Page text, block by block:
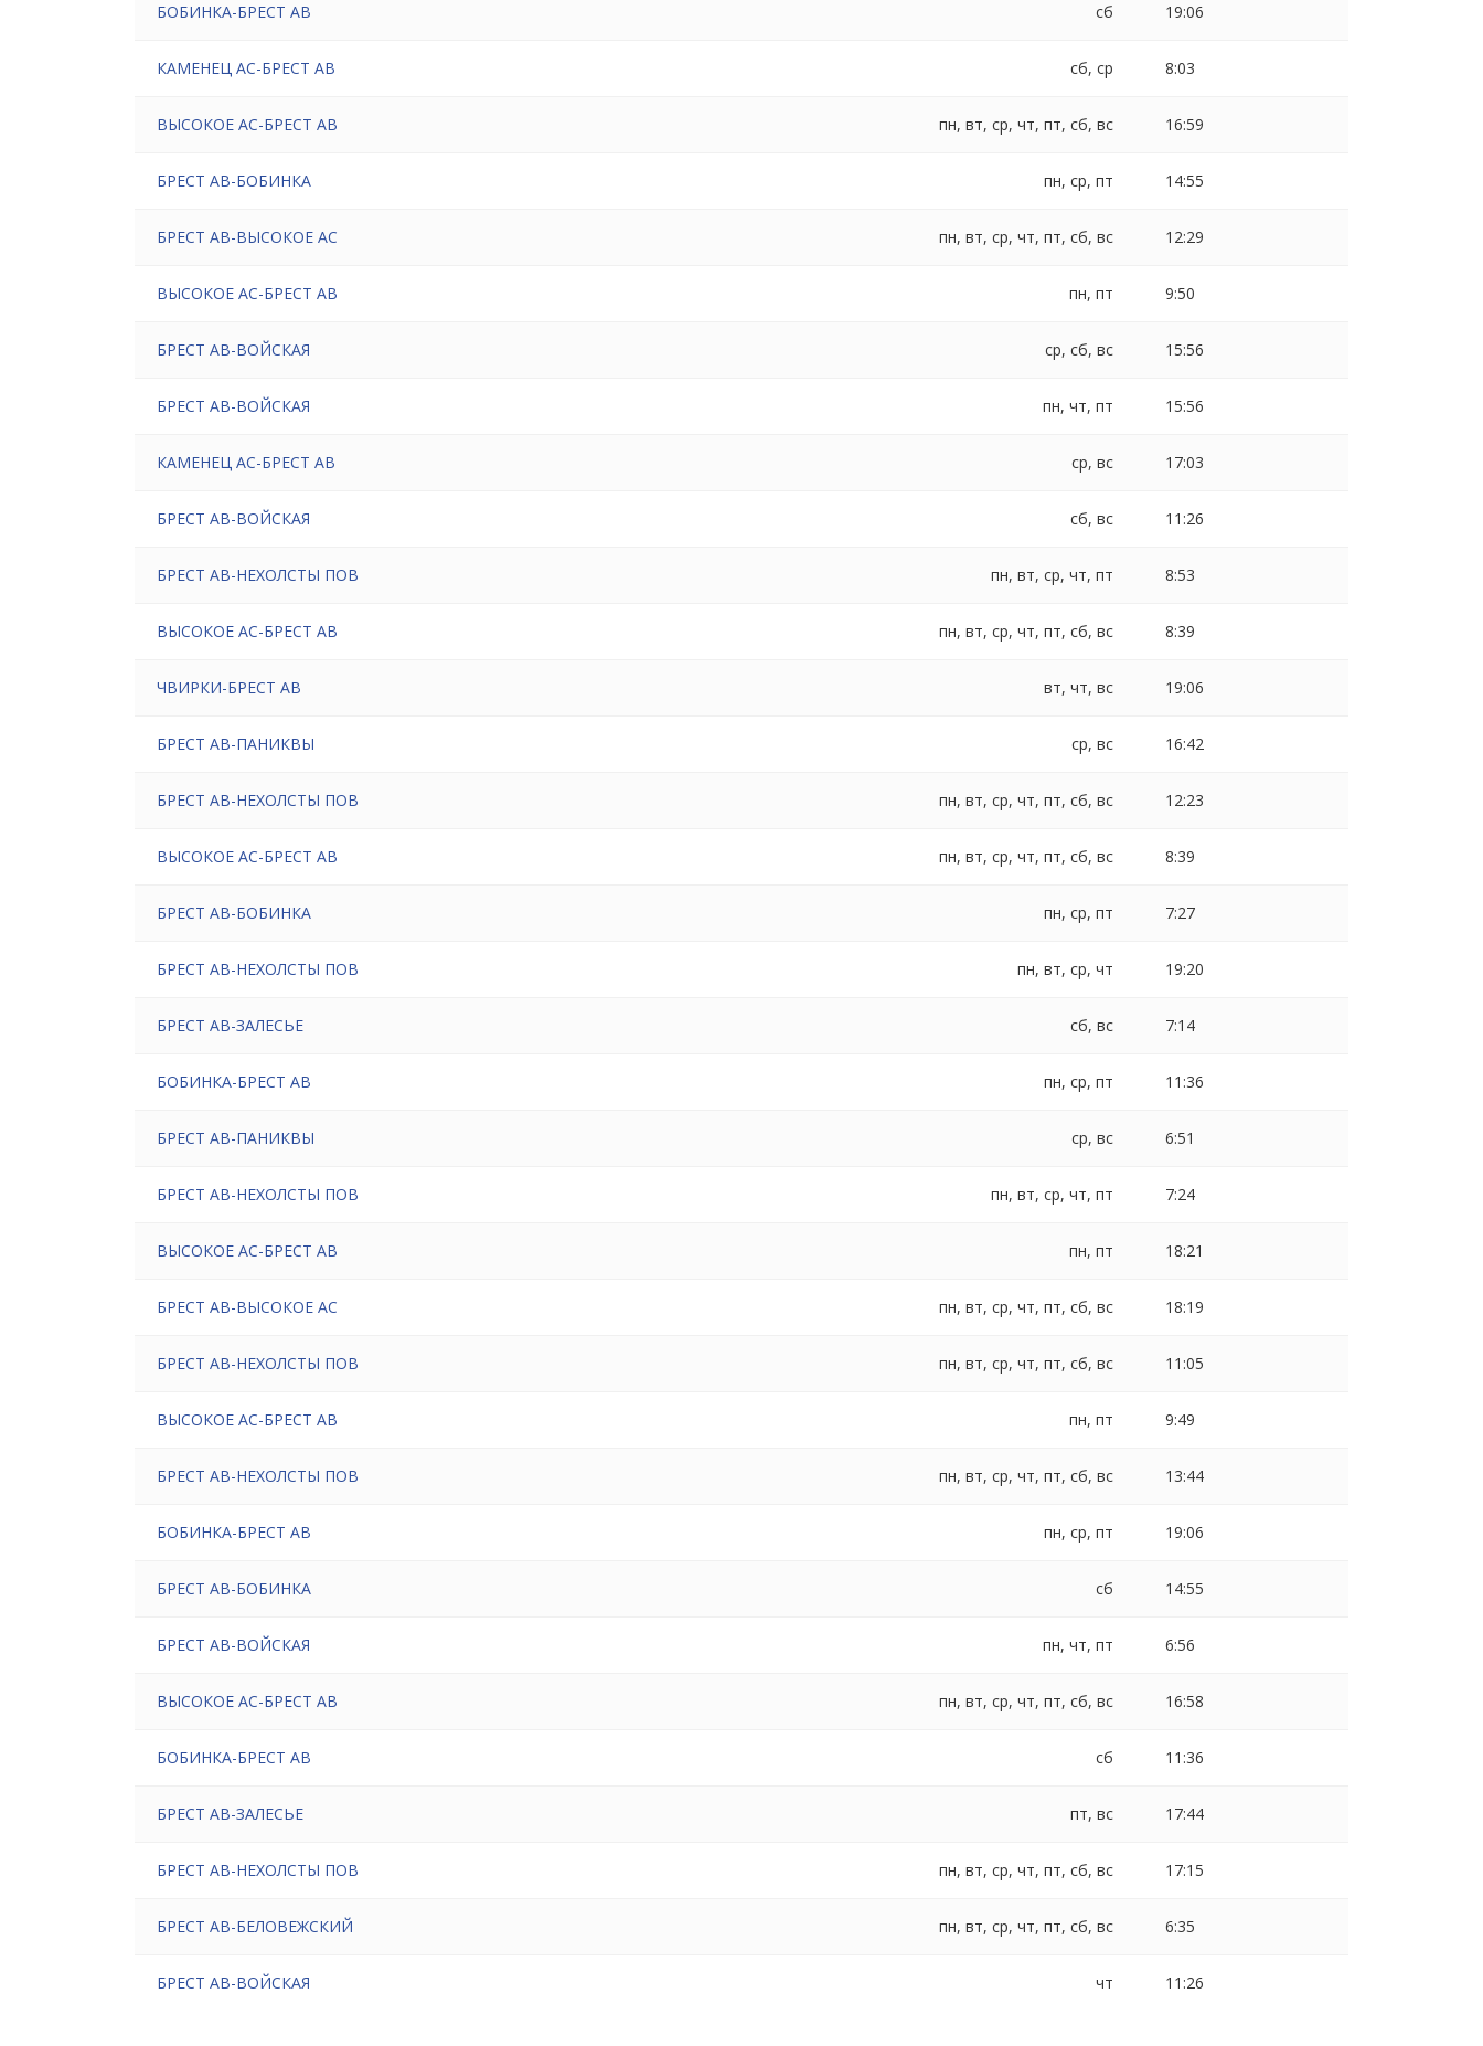
БОБИНКА-БРЕСТ АВ сб 19:06
КАМЕНЕЦ АС-БРЕСТ АВ сб, ср 8:03
ВЫСОКОЕ АС-БРЕСТ АВ пн, вт, ср, чт, пт, сб, вс 16:59
БРЕСТ АВ-БОБИНКА пн, ср, пт 14:55
БРЕСТ АВ-ВЫСОКОЕ АС пн, вт, ср, чт, пт, сб, вс 12:29
ВЫСОКОЕ АС-БРЕСТ АВ пн, пт 9:50
БРЕСТ АВ-ВОЙСКАЯ ср, сб, вс 15:56
БРЕСТ АВ-ВОЙСКАЯ пн, чт, пт 15:56
КАМЕНЕЦ АС-БРЕСТ АВ ср, вс 17:03
БРЕСТ АВ-ВОЙСКАЯ сб, вс 11:26
БРЕСТ АВ-НЕХОЛСТЫ ПОВ пн, вт, ср, чт, пт 8:53
ВЫСОКОЕ АС-БРЕСТ АВ пн, вт, ср, чт, пт, сб, вс 8:39
ЧВИРКИ-БРЕСТ АВ вт, чт, вс 19:06
БРЕСТ АВ-ПАНИКВЫ ср, вс 16:42
БРЕСТ АВ-НЕХОЛСТЫ ПОВ пн, вт, ср, чт, пт, сб, вс 12:23
ВЫСОКОЕ АС-БРЕСТ АВ пн, вт, ср, чт, пт, сб, вс 8:39
БРЕСТ АВ-БОБИНКА пн, ср, пт 7:27
БРЕСТ АВ-НЕХОЛСТЫ ПОВ пн, вт, ср, чт 19:20
БРЕСТ АВ-ЗАЛЕСЬЕ сб, вс 7:14
БОБИНКА-БРЕСТ АВ пн, ср, пт 11:36
БРЕСТ АВ-ПАНИКВЫ ср, вс 6:51
БРЕСТ АВ-НЕХОЛСТЫ ПОВ пн, вт, ср, чт, пт 7:24
ВЫСОКОЕ АС-БРЕСТ АВ пн, пт 18:21
БРЕСТ АВ-ВЫСОКОЕ АС пн, вт, ср, чт, пт, сб, вс 18:19
БРЕСТ АВ-НЕХОЛСТЫ ПОВ пн, вт, ср, чт, пт, сб, вс 11:05
ВЫСОКОЕ АС-БРЕСТ АВ пн, пт 9:49
БРЕСТ АВ-НЕХОЛСТЫ ПОВ пн, вт, ср, чт, пт, сб, вс 13:44
БОБИНКА-БРЕСТ АВ пн, ср, пт 19:06
БРЕСТ АВ-БОБИНКА сб 14:55
БРЕСТ АВ-ВОЙСКАЯ пн, чт, пт 6:56
ВЫСОКОЕ АС-БРЕСТ АВ пн, вт, ср, чт, пт, сб, вс 16:58
БОБИНКА-БРЕСТ АВ сб 11:36
БРЕСТ АВ-ЗАЛЕСЬЕ пт, вс 17:44
БРЕСТ АВ-НЕХОЛСТЫ ПОВ пн, вт, ср, чт, пт, сб, вс 17:15
БРЕСТ АВ-БЕЛОВЕЖСКИЙ пн, вт, ср, чт, пт, сб, вс 6:35
БРЕСТ АВ-ВОЙСКАЯ чт 11:26